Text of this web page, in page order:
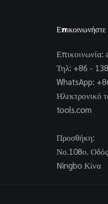
Επικοινωνία:
Τηλ: +86 -
WhatsApp:
Ηλεκτρονικό
tools.com
Προσθήκη:
Νο.108ο.
Ningbo Κίνα